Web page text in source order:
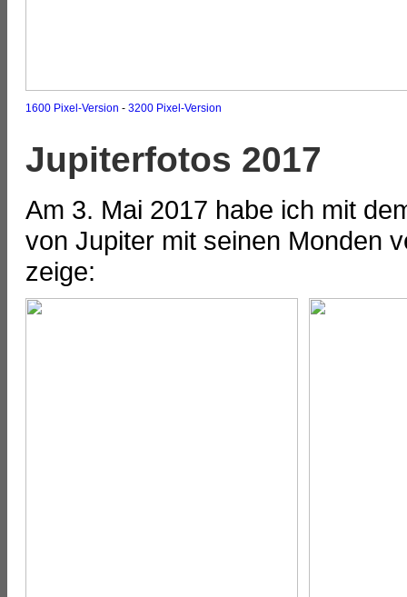
1600 Pixel-Version - 3200 Pixel-Version
Jupiterfotos 2017
Am 3. Mai 2017 habe ich mit
von Jupiter mit seinen Monden
zeige: